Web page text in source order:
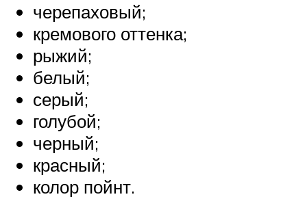
черепаховый;
кремового оттенка;
рыжий;
белый;
серый;
голубой;
черный;
красный;
колор пойнт.